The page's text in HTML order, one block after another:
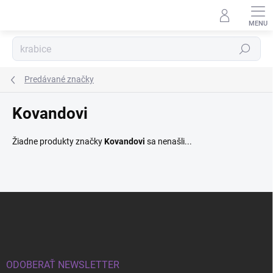
Hľadať
Predávané značky
Kovandovi
Žiadne produkty značkyKovandovi sa nenašli...
ODOBERAŤ NEWSLETTER